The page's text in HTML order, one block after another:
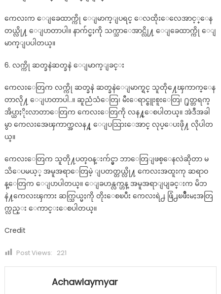
ကေလးက ေျခေထာက္ကို ေျမာက္ျပရင္ ေလထိုးေလေအာင့္ေန
တယ္လို႔ ေျပာတာပါ။ နာက်င္မႈကို သက္သာေအာင္လို႔ ေျခေထာက္ကို ေျ
မာက္ျပပါတယ္။
6. လက္ကို ဆတ္ခနဲဆတ္ခနဲ ေျမာက္ျခင္း
ကေလးေတြက လက္ကို ဆတ္ခနဲ ဆတ္ခနဲေျမာက္ရင္ သူတို႔ေၾကာက္ေန
တာလို႔ ေျပာတာပါ..။ ဆူညံသံေတြ၊ မီးေရာင္စူးစူးေတြ၊ ႐ုတ္တရက္
အိပ္ယာႏိုးလာတာေတြက ကေလးေတြကို လန႔္ေစပါတယ္။ အဲဒီအခါ
မွာ ကေလးအေၾကာက္အလန႔္ ေျပသြားေအာင္ လုပ္ေပးဖို႔ လိုပါတ
ယ္။
ကေလးေတြက သူတို႔ပတ္ဝန္းက်င္မွာ ဘာေတြျဖစ္ေနလဲဆိုတာ မ
သိေပမယ့္ အမူအရာေတြမဲ့ ျပတတ္တယ္လို႔ ကေလးအထူးကု ဆရာဝ
န္ေတြက ေျပာပါတယ္။ ေျခဟန္လက္ဟန္ အမူအရာျပျခင္းက မိဘ
နဲ႔ကေလးၾကား ဆက္သြယ္မႈကို တိုးေစၿပီး ကေလးရဲ႕ ဖြံ႕ၿဖိဳးမႈအတြ
က္လည္း ေကာင္းေစပါတယ္။
Credit
Post Views: 221
Achawlaymyar